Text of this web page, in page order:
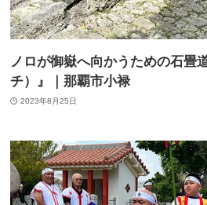
ノロが御嶽へ向かうための石畳
チ）』｜那覇市小禄
2023年8月25日